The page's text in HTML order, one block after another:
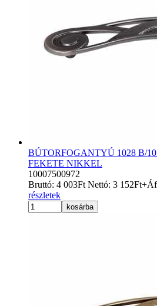
BÚTORFOGANTYÚ 1028 B/
FEKETE NIKKEL
10007500972
Bruttó: 4 003Ft Nettó: 3 152Ft
részletek
kosárba